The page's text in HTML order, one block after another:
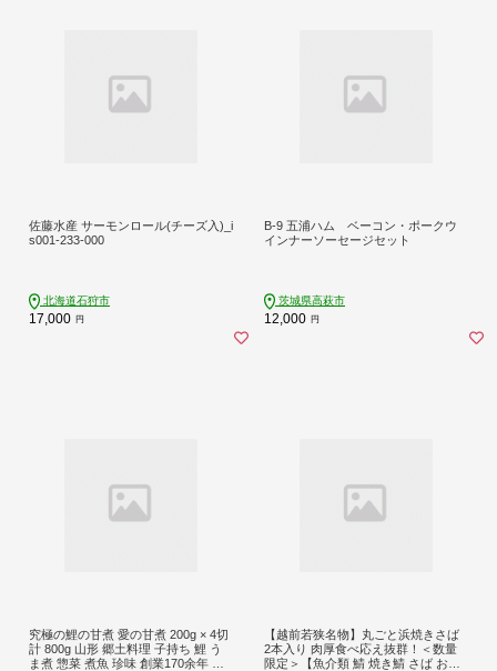
佐藤水産 サーモンロール(チーズ入)_i
s001-233-000
北海道石狩市
17,000 円
B-9 五浦ハム ベーコン・ポークウ
インナーソーセージセット
茨城県高萩市
12,000 円
究極の鯉の甘煮 愛の甘煮 200g × 4切
計 800g 山形 郷土料理 子持ち 鯉 う
ま煮 惣菜 煮魚 珍味 創業170余年 タ
【越前若狭名物】丸ごと浜焼きさば
2本入り 肉厚食べ応え抜群！＜数量
限定＞【魚介類 鯖 焼き鯖 さば おつ